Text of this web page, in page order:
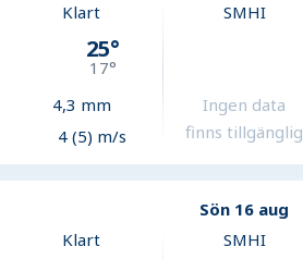
Klart
25°
17°
4,3 mm
4 (5) m/s
SMHI
Ingen data
finns tillgänglig
Sön 16 aug
Klart
SMHI